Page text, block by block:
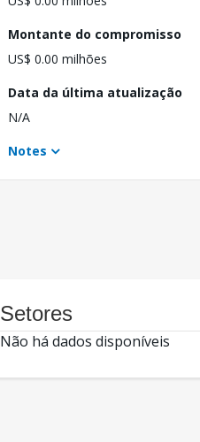
Montante do compromisso
US$ 0.00 milhões
Data da última atualização
N/A
Notes
Setores
Não há dados disponíveis